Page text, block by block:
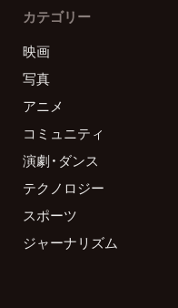
カテゴリー
映画
写真
アニメ
コミュニティ
演劇・ダンス
テクノロジー
スポーツ
ジャーナリズム